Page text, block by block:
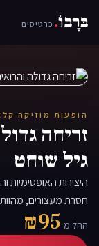
בּרָבוֹ. כרטיסים
הופעות מוזיקה
זריחה
גיל שוחט
היצירות האופטימיות
חסרת מעצורים,
החל מ-₪95